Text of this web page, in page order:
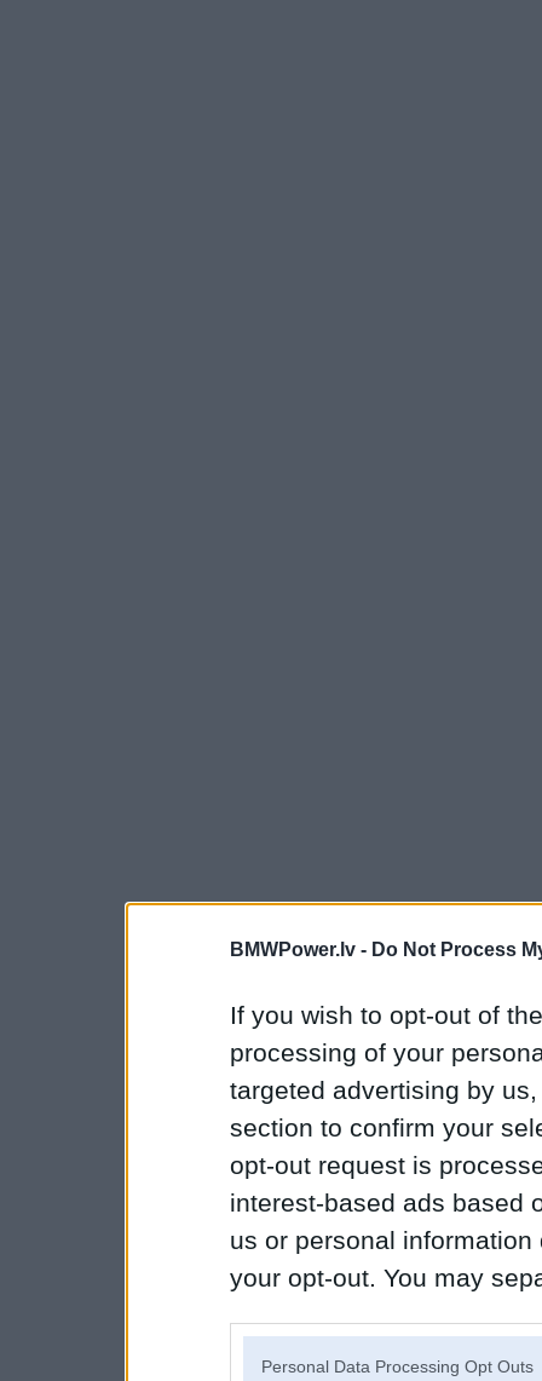
BMWPower.lv - Do Not Process
If you wish to opt-out of
processing of your
targeted advertising by
section to confirm your
opt-out request is
interest-based ads based
us or personal
your opt-out. You may
Personal Data Processing Opt Outs